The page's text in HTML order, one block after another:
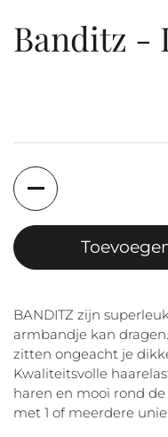
Banditz -
Aantal
BANDITZ zijn
armbandje kan
zitten ongeacht je
Kwaliteitsvolle
haren en mooi rond
met 1 of meerdere